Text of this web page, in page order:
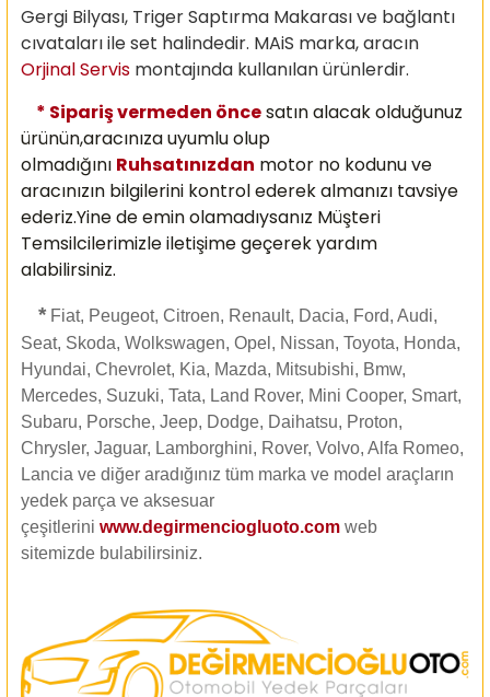
Gergi Bilyası, Triger Saptırma Makarası ve bağlantı
cıvataları ile set halindedir. MAiS marka, aracın
Orjinal Servis montajında kullanılan ürünlerdir.
* Sipariş vermeden öncesatın alacak olduğunuz
ürünün,aracınıza uyumlu olup
olmadığını Ruhsatınızdan motor no kodunu ve
aracınızın bilgilerini kontrol ederek almanızı tavsiye
ederiz.Yine de emin olamadıysanız Müşteri
Temsilcilerimizle iletişime geçerek yardım
alabilirsiniz.
* Fiat, Peugeot, Citroen, Renault, Dacia, Ford, Audi,
Seat, Skoda, Wolkswagen, Opel, Nissan, Toyota, Honda,
Hyundai, Chevrolet, Kia, Mazda, Mitsubishi, Bmw,
Mercedes, Suzuki, Tata, Land Rover, Mini Cooper, Smart,
Subaru, Porsche, Jeep, Dodge, Daihatsu, Proton,
Chrysler, Jaguar, Lamborghini, Rover, Volvo, Alfa Romeo,
Lancia ve diğer aradığınız tüm marka ve model araçların
yedek parça ve aksesuar
çeşitlerini www.degirmenciogluoto.com web
sitemizde bulabilirsiniz.